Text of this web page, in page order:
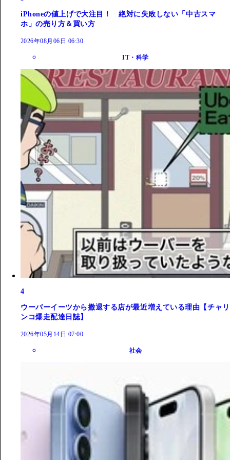
iPhoneの値上げで大注目！ 絶対に失敗しない「中古スマ
ホ」の売り方＆買い方
2026年08月06日 06:30
IT・科学
4
ウーバーイーツから撤退する店が最近増えている理由【チャリ
ンコ爆走配達日誌】
2026年05月14日 07:00
社会